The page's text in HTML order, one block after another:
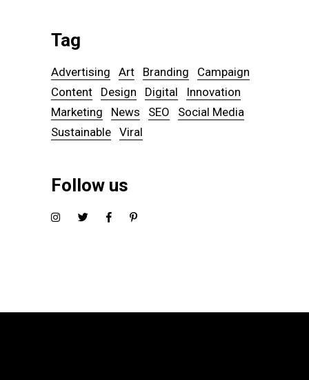
Tag
Advertising Art Branding
Campaign
Content
Design Digital
Innovation
Marketing
News SEO
Social Media
Sustainable Viral
Follow us